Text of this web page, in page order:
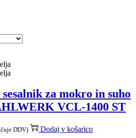
za mokro in suho
VCL-1400 ST
DDV) Dodaj v košarico